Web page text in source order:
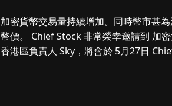
加密貨幣交易量持續增加。同時幣市甚
幣價。 Chief Stock 非常榮幸邀請到 加密貨幣投資平台 Kikitrade
香港區負責人 Sky，將會於 5月27日